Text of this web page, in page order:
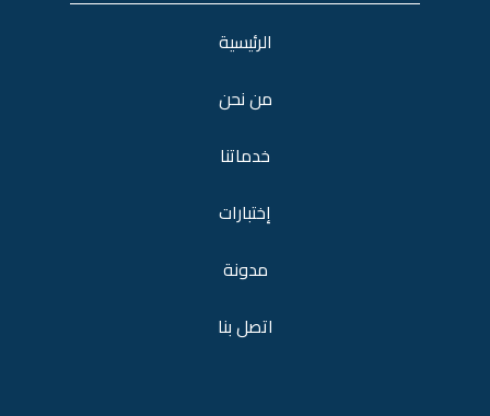
الرئيسية
من نحن
خدماتنا
إختبارات
مدونة
اتصل بنا